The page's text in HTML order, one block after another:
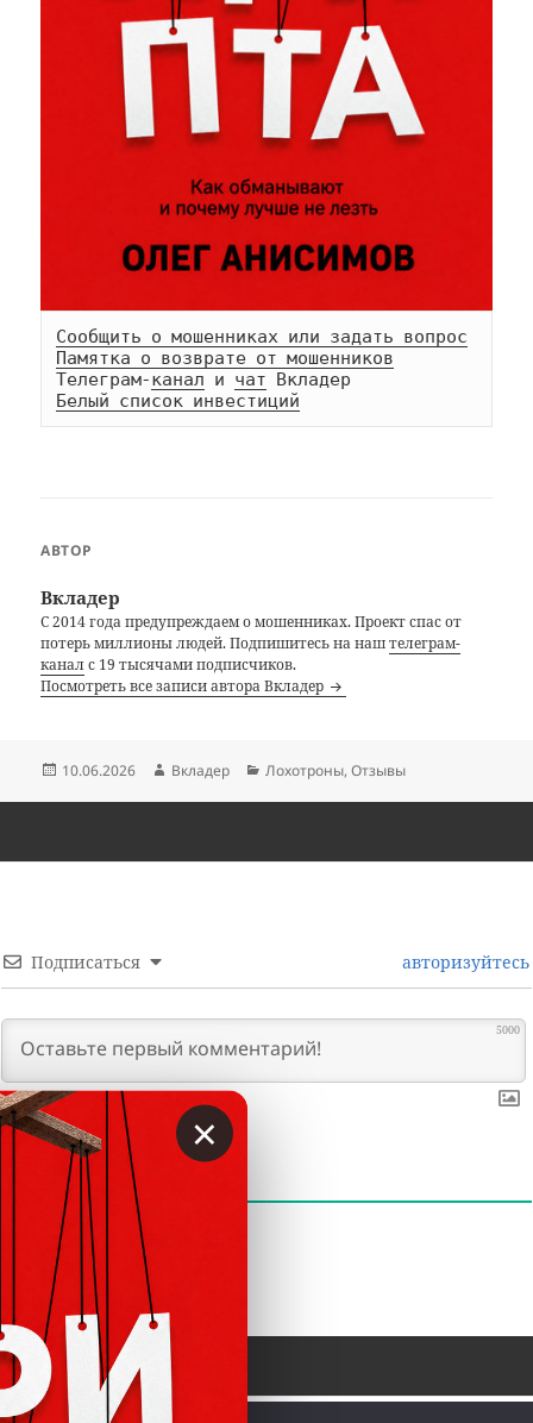
Сообщить о мошенниках или задать вопрос
Памятка о возврате от мошенников
Телеграм-канал и чат
Белый список инвестиций
АВТОР
Вкладер
С 2014 года предупреждаем о мошенниках. Проект спас от
потерь миллионы людей. Подпишитесь на наштелеграм-
каналс 19 тысячами подписчиков.
Посмотреть все записи автора Вкладер
Опубликовано
10.06.2026 Автор
Вкладер Рубрики
Лохотроны,Отзывы
Подписаться авторизуйтесь
5000
КОММЕНТАРИИ
×